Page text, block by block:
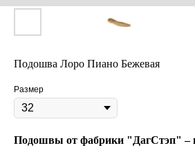
Подошва Лоро Пиано Бежевая
Размер
Подошвы от фабрики "ДагСтэп" –